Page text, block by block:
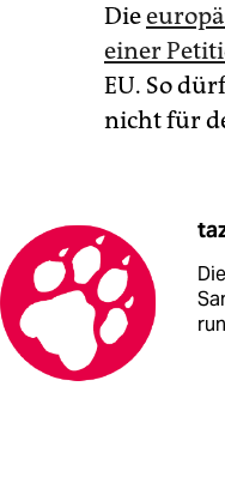
Die
einer
EU. So
nicht für